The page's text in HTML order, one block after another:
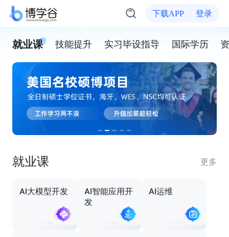
下载APP 登录
就业课 技能提升 实习毕设指导 国际学历
就业课 更多
AI大模型开发
AI智能应用开
发
AI运维